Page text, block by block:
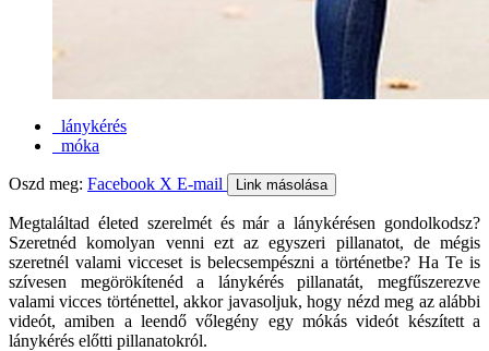
lánykérés
móka
Oszd meg: Facebook X E-mail Link másolása
Megtaláltad életed szerelmét és már a lánykérésen gondolkodsz?
Szeretnéd komolyan venni ezt az egyszeri pillanatot, de mégis
szeretnél valami vicceset is belecsempészni a történetbe? Ha Te is
szívesen megörökítenéd a lánykérés pillanatát, megfűszerezve
valami vicces történettel, akkor javasoljuk, hogy nézd meg az alábbi
videót, amiben a leendő vőlegény egy mókás videót készített a
lánykérés előtti pillanatokról.